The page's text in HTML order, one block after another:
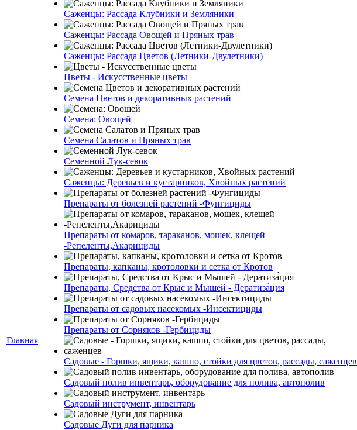
Главная
Саженцы: Рассада Клубники и Земляники
Саженцы: Рассада Овощей и Пряных трав
Саженцы: Рассада Цветов (Летники-Двулетники)
Цветы - Искусственные цветы
Семена Цветов и декоративных растений
Семена: Овощей
Семена Салатов и Пряных трав
Семенной Лук-севок
Саженцы: Деревьев и кустарников, Хвойных растений
Препараты от болезней растений -Фунгициды
Препараты от комаров, тараканов, мошек, клещей
-Репеленты,Акарициды
Препараты, капканы, кротоловки и сетка от Кротов
Препараты, Средства от Крыс и Мышей - Дератиза́ция
Препараты от садовых насекомых -Инсектициды
Препараты от Сорняков -Гербициды
Садовые - Горшки, ящики, кашпо, стойки для цветов, рассады, саженцев
Садовый полив инвентарь, оборудование для полива, автополив
Садовый инструмент, инвентарь
Садовые Дуги для парника